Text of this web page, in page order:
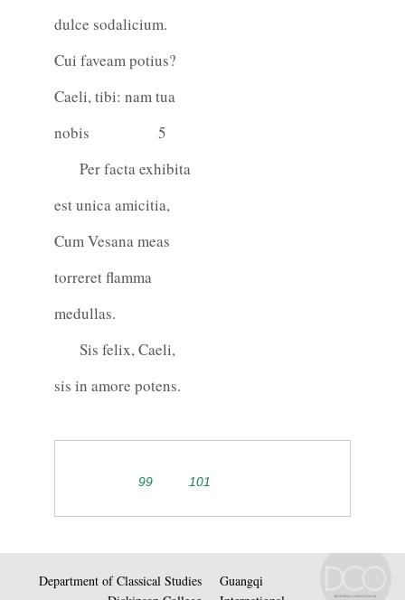
dulce sodalicium.
Cui faveam potius?
Caeli, tibi: nam tua
nobis
5
Per facta exhibita
est unica amicitia,
Cum Vesana meas
torreret flamma
medullas.
Sis felix, Caeli,
sis in amore potens.
99 101
Department of Classical Studies
Guangqi